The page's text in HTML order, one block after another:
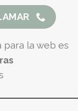
para la web es